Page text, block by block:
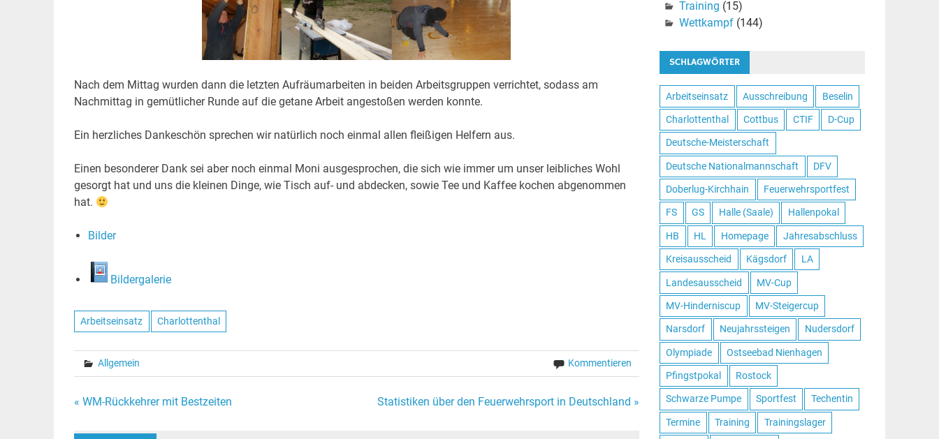
Nach dem Mittag wurden dann die letzten Aufräumarbeiten in beiden Arbeitsgruppen verrichtet, sodass am
Nachmittag in gemütlicher Runde auf die getane Arbeit angestoßen werden konnte.
Ein herzliches Dankeschön sprechen wir natürlich noch einmal allen fleißigen Helfern aus.
Einen besonderer Dank sei aber noch einmal Moni ausgesprochen, die sich wie immer um unser leibliches Wohl
gesorgt hat und uns die kleinen Dinge, wie Tisch auf- und abdecken, sowie Tee und Kaffee kochen abgenommen
hat.
Bilder
Bildergalerie
Arbeitseinsatz Charlottenthal
Allgemein Kommentieren
Beitragsnavigation
« WM-Rückkehrer mit Bestzeiten Statistiken über den Feuerwehrsport in Deutschland »
Training (15)
Wettkampf(144)
SCHLAGWÖRTER
Arbeitseinsatz Ausschreibung Beselin
Charlottenthal Cottbus CTIF D-Cup
Deutsche-Meisterschaft
Deutsche Nationalmannschaft DFV
Doberlug-Kirchhain Feuerwehrsportfest
FS GS Halle (Saale) Hallenpokal
HB HL Homepage Jahresabschluss
Kreisausscheid Kägsdorf LA
Landesausscheid MV-Cup
MV-Hinderniscup MV-Steigercup
Narsdorf Neujahrssteigen Nudersdorf
Olympiade Ostseebad Nienhagen
Pfingstpokal Rostock
Schwarze Pumpe Sportfest Techentin
Termine Training Trainingslager